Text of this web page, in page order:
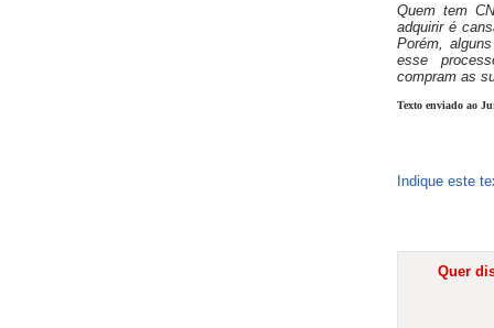
Quem tem
adquirir é
Porém,
esse
compram as
Texto enviado ao
Indique este
Quer